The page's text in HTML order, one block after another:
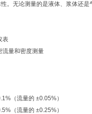
。无论测量的是液体、浆体还
表
流量和密度测量
（流量的 ±0.05%）
（流量的 ±0.25%）